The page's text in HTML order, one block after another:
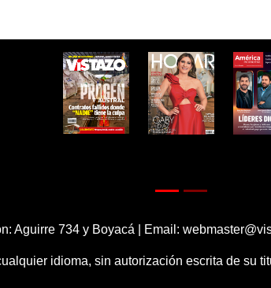
Aguirre 734 y Boyacá | Email:
idioma, sin autorización escrita de su